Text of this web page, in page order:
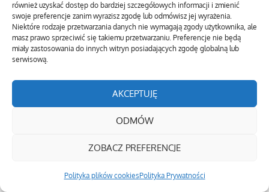
również uzyskać dostęp do bardziej szczegółowych informacji i zmienić
swoje preferencje zanim wyrazisz zgodę lub odmówisz jej wyrażenia.
Niektóre rodzaje przetwarzania danych nie wymagają zgody użytkownika, ale
masz prawo sprzeciwić się takiemu przetwarzaniu. Preferencje nie będą
miały zastosowania do innych witryn posiadających zgodę globalną lub
serwisową.
AKCEPTUJĘ
ODMÓW
ZOBACZ PREFERENCJE
Polityka plików cookiesPolityka Prywatności